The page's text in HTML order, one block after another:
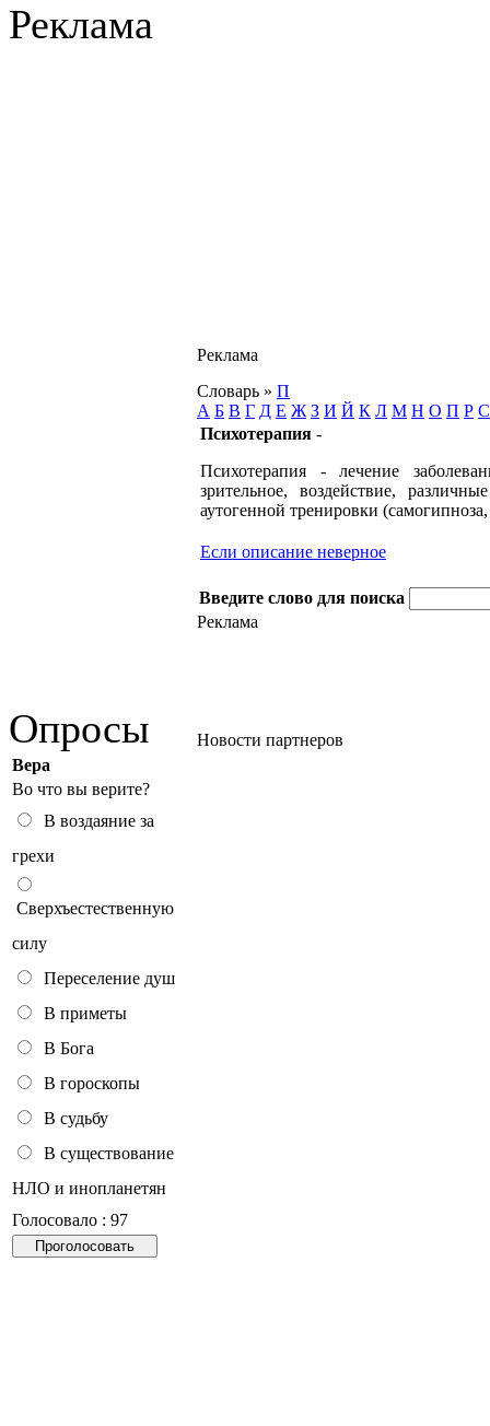
Реклама
Опросы
Вера
Во что вы верите?
В воздаяние за
грехи
Сверхъестественную
силу
Переселение душ
В приметы
В Бога
В гороскопы
В судьбу
В существование
НЛО и инопланетян
Голосовало : 97
Реклама
Словарь » П
А Б В Г Д Е Ж З И Й К Л М Н О П Р С
Психотерапия -
Психотерапия - лечение
зрительное, воздействие,
аутогенной тренировки
Если описание неверное
Введите слово для поиска
Реклама
Новости партнеров